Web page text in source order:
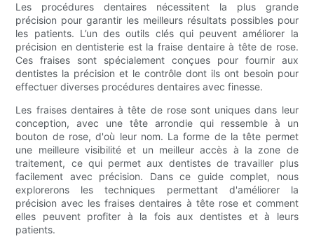
Les procédures dentaires nécessitent la plus grande
précision pour garantir les meilleurs résultats possibles pour
les patients. L’un des outils clés qui peuvent améliorer la
précision en dentisterie est la fraise dentaire à tête de rose.
Ces fraises sont spécialement conçues pour fournir aux
dentistes la précision et le contrôle dont ils ont besoin pour
effectuer diverses procédures dentaires avec finesse.
Les fraises dentaires à tête de rose sont uniques dans leur
conception, avec une tête arrondie qui ressemble à un
bouton de rose, d'où leur nom. La forme de la tête permet
une meilleure visibilité et un meilleur accès à la zone de
traitement, ce qui permet aux dentistes de travailler plus
facilement avec précision. Dans ce guide complet, nous
explorerons les techniques permettant d'améliorer la
précision avec les fraises dentaires à tête rose et comment
elles peuvent profiter à la fois aux dentistes et à leurs
patients.